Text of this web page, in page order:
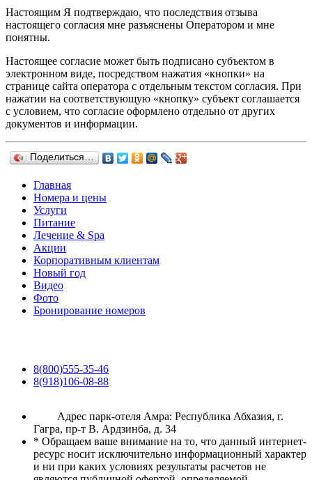
Настоящим Я подтверждаю, что последствия отзыва
настоящего согласия мне разъяснены Оператором и мне
понятны.
Настоящее согласие может быть подписано субъектом в
электронном виде, посредством нажатия «кнопки» на
странице сайта оператора с отдельным текстом согласия. При
нажатии на соответствующую «кнопку» субъект соглашается
с условием, что согласие оформлено отдельно от других
документов и информации.
Поделиться…
Главная
Номера и цены
Услуги
Питание
Лечение & Spa
Акции
Корпоративным клиентам
Новый год
Видео
Фото
Бронирование номеров
8(800)555-35-46
8(918)106-08-88
Адрес парк-отеля Амра: Республика Абхазия, г.
Гагра, пр-т В. Ардзинба, д. 34
* Обращаем ваше внимание на то, что данный интернет-
ресурс носит исключительно информационный характер
и ни при каких условиях результаты расчетов не